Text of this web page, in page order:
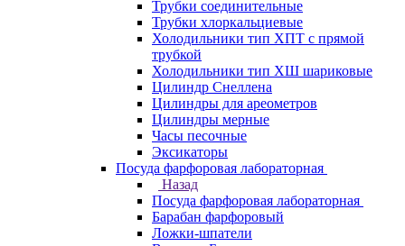
Трубки соединительные
Трубки хлоркальциевые
Холодильники тип ХПТ с прямой
трубкой
Холодильники тип ХШ шариковые
Цилиндр Снеллена
Цилиндры для ареометров
Цилиндры мерные
Часы песочные
Эксикаторы
Посуда фарфоровая лабораторная
Назад
Посуда фарфоровая лабораторная
Барабан фарфоровый
Ложки-шпатели